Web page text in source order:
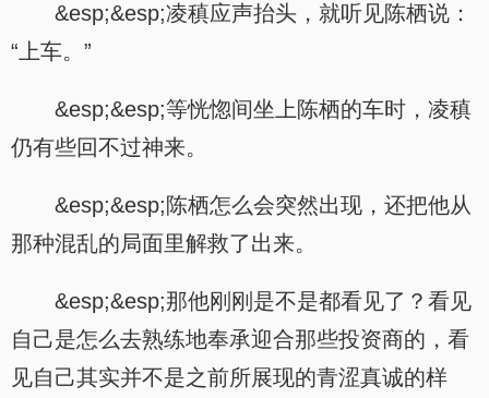
&esp;&esp;凌稹应声抬头，就听见陈栖说：
“上车。”
&esp;&esp;等恍惚间坐上陈栖的车时，凌稹
仍有些回不过神来。
&esp;&esp;陈栖怎么会突然出现，还把他从
那种混乱的局面里解救了出来。
&esp;&esp;那他刚刚是不是都看见了？看见
自己是怎么去熟练地奉承迎合那些投资商的，看
见自己其实并不是之前所展现的青涩真诚的样